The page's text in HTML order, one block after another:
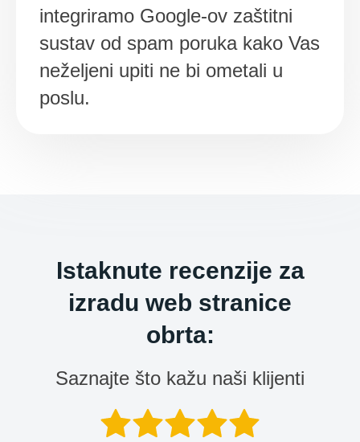
integriramo Google-ov zaštitni
sustav od spam poruka kako Vas
neželjeni upiti ne bi ometali u
poslu.
Istaknute recenzije za
izradu web stranice
obrta:
Saznajte što kažu naši klijenti